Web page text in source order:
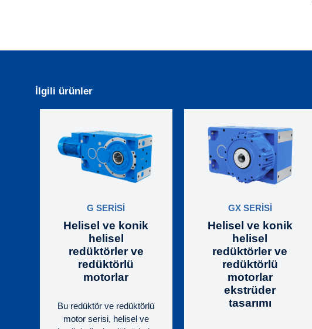
İlgili ürünler
G SERİSİ
Helisel ve konik
helisel
redüktörler ve
redüktörlü
motorlar
Bu redüktör ve redüktörlü
motor serisi, helisel ve
GX SERİSİ
Helisel ve konik
helisel
redüktörler ve
redüktörlü
motorlar
ekstrüder
tasarımı